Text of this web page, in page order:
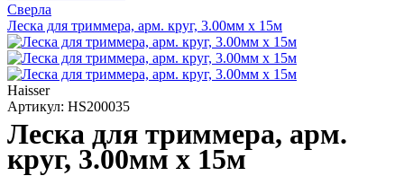
Сверла
Леска для триммера, арм. круг, 3.00мм x 15м
Haisser
Артикул: HS200035
Леска для триммера, арм.
круг, 3.00мм x 15м